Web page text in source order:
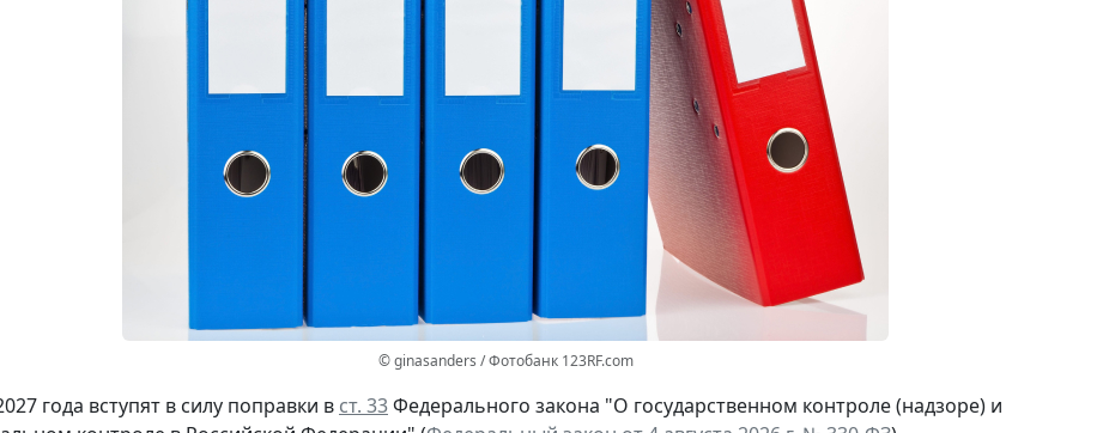
© ginasanders / Фотобанк 123RF.com
года вступят в силу поправки в ст. 33Федерального закона "О государственном контроле (надзоре) и